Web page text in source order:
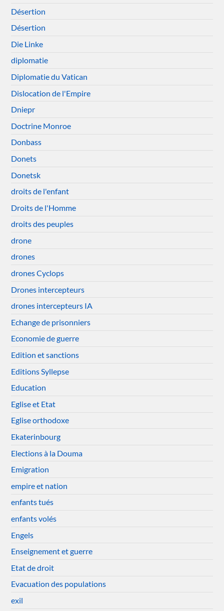
Désertion
Désertion
Die Linke
diplomatie
Diplomatie du Vatican
Dislocation de l'Empire
Dniepr
Doctrine Monroe
Donbass
Donets
Donetsk
droits de l'enfant
Droits de l'Homme
droits des peuples
drone
drones
drones Cyclops
Drones intercepteurs
drones intercepteurs IA
Echange de prisonniers
Economie de guerre
Edition et sanctions
Editions Syllepse
Education
Eglise et Etat
Eglise orthodoxe
Ekaterinbourg
Elections à la Douma
Emigration
empire et nation
enfants tués
enfants volés
Engels
Enseignement et guerre
Etat de droit
Evacuation des populations
exil